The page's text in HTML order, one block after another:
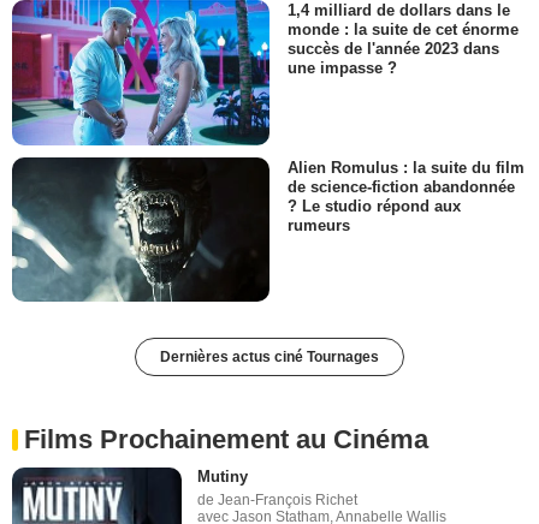
1,4 milliard de dollars dans le
monde : la suite de cet énorme
succès de l'année 2023 dans
une impasse ?
Alien Romulus : la suite du film
de science-fiction abandonnée
? Le studio répond aux
rumeurs
Dernières actus ciné Tournages
Films Prochainement au Cinéma
Mutiny
de Jean-François Richet
avec Jason Statham, Annabelle Wallis